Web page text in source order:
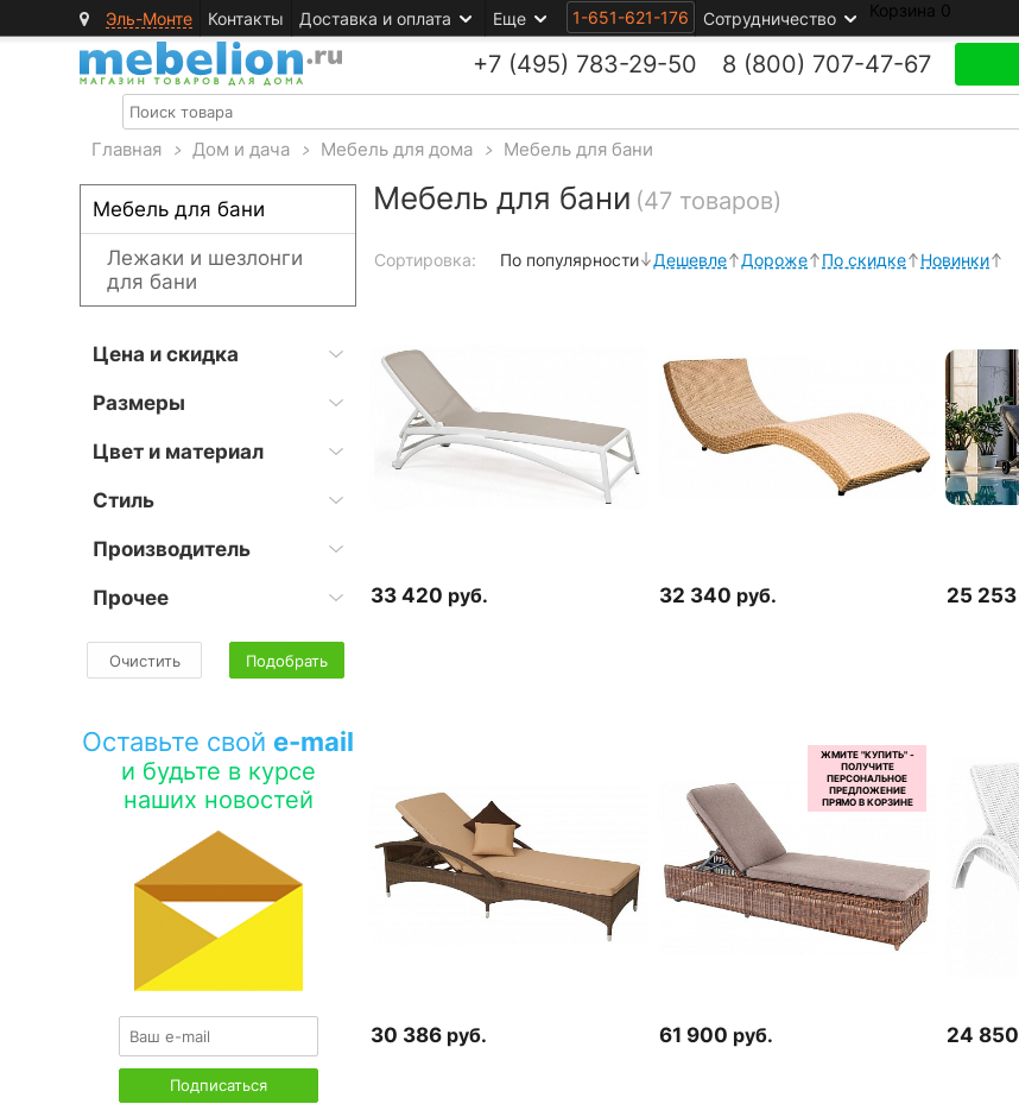
Эль-Монте Контакты Доставка и оплата Еще 1-651-621-176 Сотрудничество Корзина 0
+7 (495) 783-29-50 8 (800) 707-47-67
Главная > Дом и дача > Мебель для дома > Мебель для бани
Мебель для бани
Лежаки и шезлонги
для бани
Цена и скидка
Размеры
Цвет и материал
Стиль
Производитель
Прочее
Очистить Подобрать
Оставьте свой e-mail
и будьте в курсе
наших новостей
Мебель для бани (47 товаров)
Сортировка: По популярности Дешевле Дороже По скидке Новинки
33 420 руб. 32 340 руб. 25 253
30 386 руб. 61 900 руб. 24 850